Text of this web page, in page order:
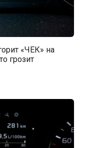
«ЧЕК» на
грозит